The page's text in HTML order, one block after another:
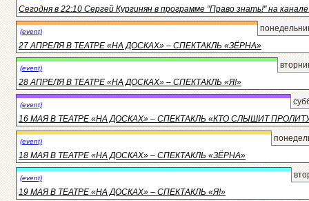
Сегодня в 22:10 Сергей Кургинян в программе "Право знать!" на
(event)
27 АПРЕЛЯ В ТЕАТРЕ «НА ДОСКАХ» – СПЕКТАКЛЬ «ЗЁРНА»
(event)
28 АПРЕЛЯ В ТЕАТРЕ «НА ДОСКАХ» – СПЕКТАКЛЬ «Я!»
(event)
16 МАЯ В ТЕАТРЕ «НА ДОСКАХ» – СПЕКТАКЛЬ «КТО СЛЫШИТ
(event)
18 МАЯ В ТЕАТРЕ «НА ДОСКАХ» – СПЕКТАКЛЬ «ЗЁРНА»
(event)
19 МАЯ В ТЕАТРЕ «НА ДОСКАХ» – СПЕКТАКЛЬ «Я!»